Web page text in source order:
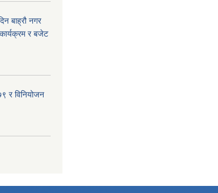
बाह्रौ नगर
र बजेट
र विनियोजन